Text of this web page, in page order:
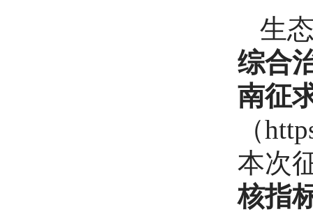
生
综合
南征
（
本次
核指